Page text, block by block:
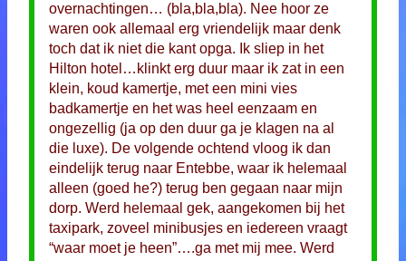
overnachtingen… (bla,bla,bla). Nee hoor ze
waren ook allemaal erg vriendelijk maar denk
toch dat ik niet die kant opga. Ik sliep in het
Hilton hotel…klinkt erg duur maar ik zat in een
klein, koud kamertje, met een mini vies
badkamertje en het was heel eenzaam en
ongezellig (ja op den duur ga je klagen na al
die luxe). De volgende ochtend vloog ik dan
eindelijk terug naar Entebbe, waar ik helemaal
alleen (goed he?) terug ben gegaan naar mijn
dorp. Werd helemaal gek, aangekomen bij het
taxipark, zoveel minibusjes en iedereen vraagt
“waar moet je heen”….ga met mij mee. Werd